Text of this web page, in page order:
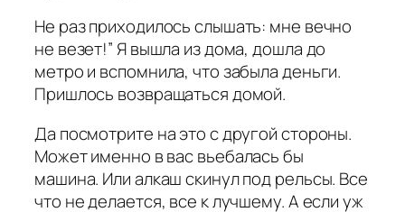
Не раз приходилось слышать: мне вечно
не везет!” Я вышла из дома, дошла до
метро и вспомнила, что забыла деньги.
Пришлось возвращаться домой.
Да посмотрите на это с другой стороны.
Может именно в вас вьебалась бы
машина. Или алкаш скинул под рельсы. Все
что не делается, все к лучшему. А если уж